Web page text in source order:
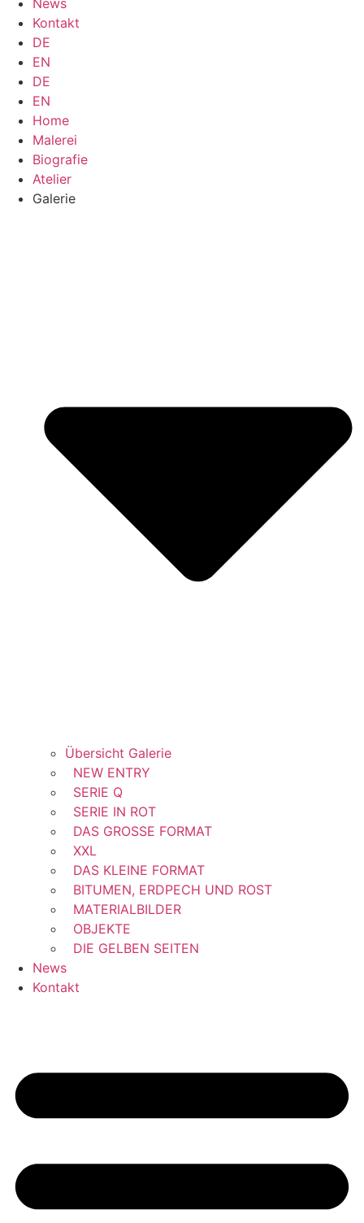
Kontakt
DE
EN
DE
EN
Home
Malerei
Biografie
Atelier
Galerie
Übersicht Galerie
NEW ENTRY
SERIE Q
SERIE IN ROT
DAS GROSSE FORMAT
XXL
DAS KLEINE FORMAT
BITUMEN, ERDPECH UND ROST
MATERIALBILDER
OBJEKTE
DIE GELBEN SEITEN
News
Kontakt